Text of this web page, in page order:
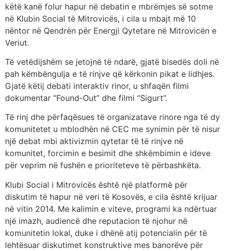
këtë kanë folur hapur në debatin e mbrëmjes së sotme
në Klubin Social të Mitrovicës, i cila u mbajt më 10
nëntor në Qendrën për Energji Qytetare në Mitrovicën e
Veriut.
Të vetëdijshëm se jetojnë të ndarë, gjatë bisedës doli në
pah këmbëngulja e të rinjve që kërkonin pikat e lidhjes.
Gjatë këtij debati interaktiv rinor, u shfaqën filmi
dokumentar “Found-Out” dhe filmi “Sigurt”.
Të rinj dhe përfaqësues të organizatave rinore nga të dy
komunitetet u mblodhën në CEC me synimin për të nisur
një debat mbi aktivizmin qytetar të të rinjve në
komunitet, forcimin e besimit dhe shkëmbimin e ideve
për veprim në fushën e prioriteteve të përbashkëta.
Klubi Social i Mitrovicës është një platformë për
diskutim të hapur në veri të Kosovës, e cila është krijuar
në vitin 2014. Me kalimin e viteve, programi ka ndërtuar
një imazh, audiencë dhe reputacion të njohur në
komunitetin lokal, duke i dhënë atij potencialin për të
lehtësuar diskutimet konstruktive mes banorëve për